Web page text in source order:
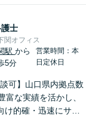
士
関オフィス
駅から
5分
営業時間：本
日定休日
談可】山口県内拠点数
富な実績を活かし、
的確・迅速にサポ